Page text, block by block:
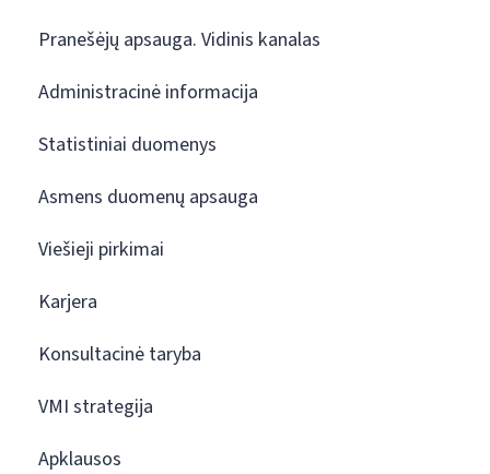
Pranešėjų apsauga. Vidinis kanalas
Administracinė informacija
Statistiniai duomenys
Asmens duomenų apsauga
Viešieji pirkimai
Karjera
Konsultacinė taryba
VMI strategija
Apklausos